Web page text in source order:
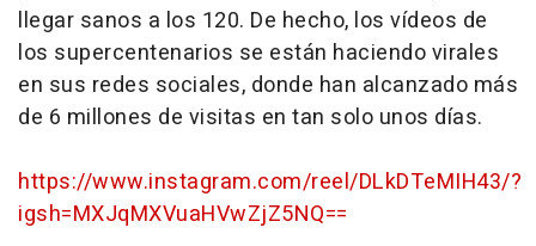
llegar sanos a los 120. De hecho, los vídeos de
los supercentenarios se están haciendo virales
en sus redes sociales, donde han alcanzado más
de 6 millones de visitas en tan solo unos días.
https://www.instagram.com/reel/DLkDTeMIH43/?
igsh=MXJqMXVuaHVwZjZ5NQ==